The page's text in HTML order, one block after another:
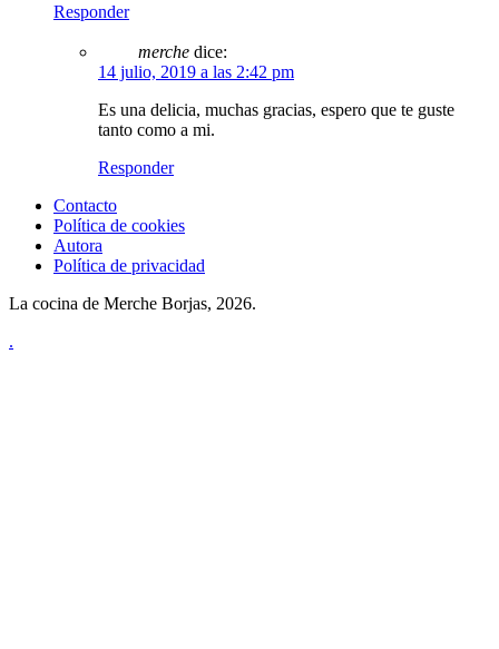
Responder
merche dice:
14 julio, 2019 a las 2:42 pm
Es una delicia, muchas gracias, espero que te guste
tanto como a mi.
Responder
Contacto
Política de cookies
Autora
Política de privacidad
La cocina de Merche Borjas, 2026.
.